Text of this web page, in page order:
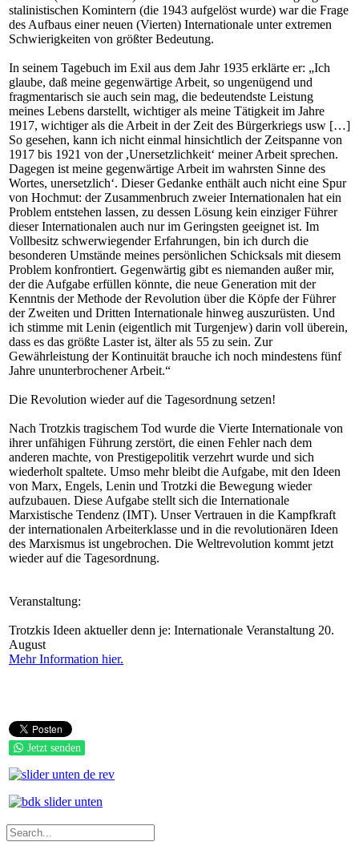
stalinistischen Komintern (die 1943 aufgelöst wurde) war die Frage
des Aufbaus einer neuen (Vierten) Internationale unter extremen
Schwierigkeiten von größter Bedeutung.
In seinem Tagebuch im Exil aus dem Jahr 1935 erklärte er: „Ich
glaube, daß meine gegenwärtige Arbeit, so ungenügend und
fragmentarisch sie auch sein mag, die bedeutendste Leistung
meines Lebens darstellt, wichtiger als meine Tätigkeit im Jahre
1917, wichtiger als die Arbeit in der Zeit des Bürgerkriegs usw […]
So gesehen, kann ich nicht einmal hinsichtlich der Zeitspanne von
1917 bis 1921 von der ,Unersetzlichkeit‘ meiner Arbeit sprechen.
Dagegen ist meine gegenwärtige Arbeit im wahrsten Sinne des
Wortes, unersetzlich‘. Dieser Gedanke enthält auch nicht eine Spur
von Hochmut: der Zusammenbruch zweier Internationalen hat ein
Problem entstehen lassen, zu dessen Lösung kein einziger Führer
dieser Internationalen auch nur im Geringsten geeignet ist. Im
Vollbesitz schwerwiegender Erfahrungen, bin ich durch die
besonderen Umstände meines persönlichen Schicksals mit diesem
Problem konfrontiert. Gegenwärtig gibt es niemanden außer mir,
der die Aufgabe erfüllen könnte, die neue Generation mit der
Kenntnis der Methode der Revolution über die Köpfe der Führer
der Zweiten und Dritten Internationale hinweg auszurüsten. Und
ich stimme mit Lenin (eigentlich mit Turgenjew) darin voll überein,
dass es das größte Laster ist, älter als 55 zu sein. Zur
Gewährleistung der Kontinuität brauche ich noch mindestens fünf
Jahre ununterbrochener Arbeit.“
Die Revolution wieder auf die Tagesordnung setzen!
Nach Trotzkis tragischem Tod wurde die Vierte Internationale von
ihrer unfähigen Führung zerstört, die einen Fehler nach dem
anderen machte, von Prestigepolitik verzehrt wurde und sich
wiederholt spaltete. Umso mehr bleibt die Aufgabe, mit den Ideen
von Marx, Engels, Lenin und Trotzki die Bewegung wieder
aufzubauen. Diese Aufgabe stellt sich die Internationale
Marxistische Tendenz (IMT). Unser Vertrauen in die Kampfkraft
der internationalen Arbeiterklasse und in die revolutionären Ideen
des Marxismus ist ungebrochen. Die Weltrevolution kommt jetzt
wieder auf die Tagesordnung.
Veranstaltung:
Trotzkis Ideen aktueller denn je: Internationale Veranstaltung 20.
August
Mehr Information hier.
Jetzt senden